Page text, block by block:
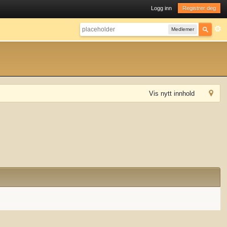
Logg inn Registrer deg
Medlemer
Vis nytt innhold